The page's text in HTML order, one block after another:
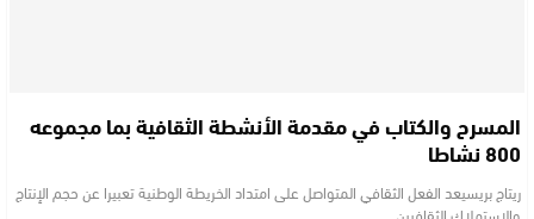
المسرح والكتاب في مقدمة الأنشطة الثقافية بما مجموعه
800 نشاطا
ريتاج بريسيعد الفعل الثقافي المتواصل على امتداد الخريطة الوطنية تعبيرا عن حجم الإنتاج